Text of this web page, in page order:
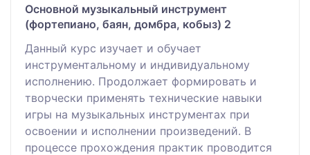
Основной музыкальный инструмент
(фортепиано, баян, домбра, кобыз) 2
Данный курс изучает и обучает
инструментальному и индивидуальному
исполнению. Продолжает формировать и
творчески применять технические навыки
игры на музыкальных инструментах при
освоении и исполнении произведений. В
процессе прохождения практик проводится